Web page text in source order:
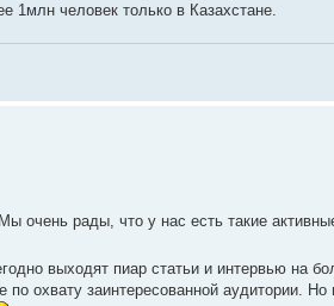
1млн человек только в Казахстане.
очень рады, что у нас есть такие
выходят пиар статьи и интервью на
охвату заинтересованной аудитории.